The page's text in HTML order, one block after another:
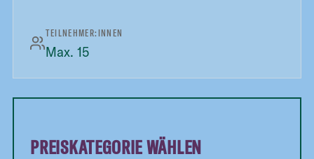
TEILNEHMER:INNEN
Max. 15
PREISKATEGORIE WÄHLEN